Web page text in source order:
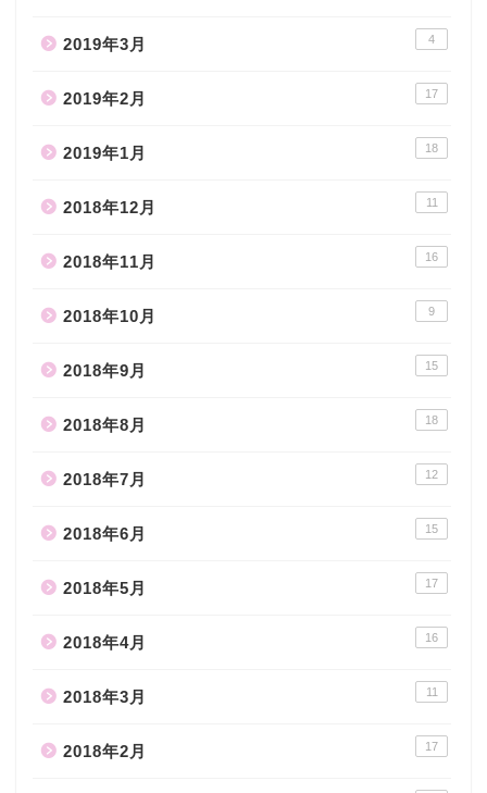
2019年3月 4
2019年2月 17
2019年1月 18
2018年12月 11
2018年11月 16
2018年10月 9
2018年9月 15
2018年8月 18
2018年7月 12
2018年6月 15
2018年5月 17
2018年4月 16
2018年3月 11
2018年2月 17